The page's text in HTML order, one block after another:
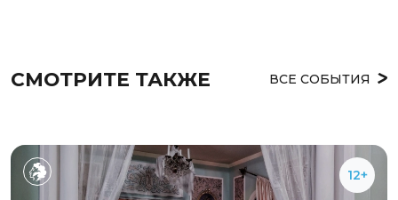
СМОТРИТЕ ТАКЖЕ ВСЕ СОБЫТИЯ
12+